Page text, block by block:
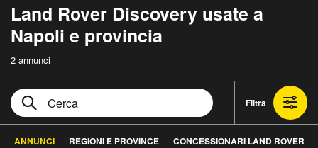
Land Rover Discovery usate a
Napoli e provincia
2 annunci
Filtra
ANNUNCI REGIONI E PROVINCE CONCESSIONARI LAND ROVER